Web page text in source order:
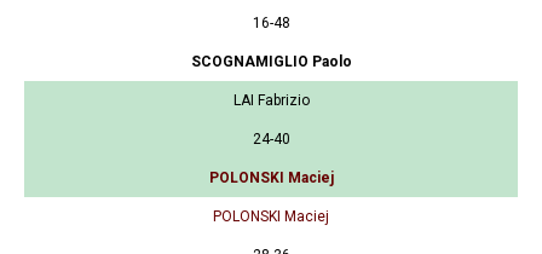
16-48
SCOGNAMIGLIO Paolo
LAI Fabrizio
24-40
POLONSKI Maciej
POLONSKI Maciej